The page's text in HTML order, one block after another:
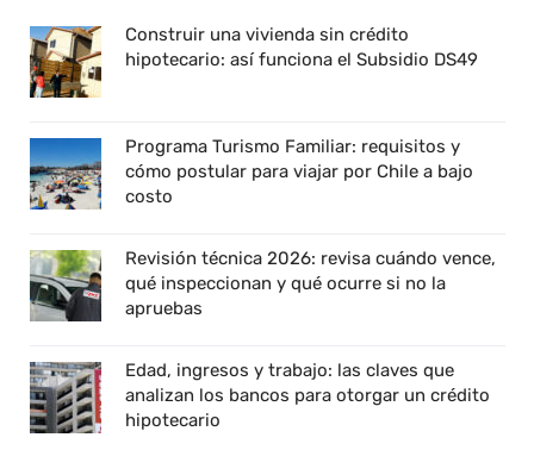
Construir una vivienda sin crédito
hipotecario: así funciona el Subsidio DS49
Programa Turismo Familiar: requisitos y
cómo postular para viajar por Chile a bajo
costo
Revisión técnica 2026: revisa cuándo vence,
qué inspeccionan y qué ocurre si no la
apruebas
Edad, ingresos y trabajo: las claves que
analizan los bancos para otorgar un crédito
hipotecario